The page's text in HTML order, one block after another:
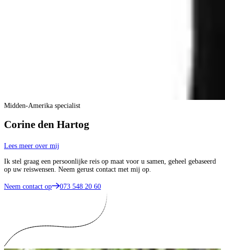
Midden-Amerika specialist
Corine den Hartog
Lees meer over mij
Ik stel graag een persoonlijke reis op maat voor u samen, geheel gebaseerd
op uw reiswensen. Neem gerust contact met mij op.
Neem contact op 073 548 20 60